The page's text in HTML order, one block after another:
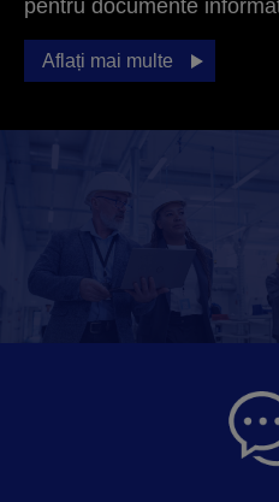
pentru documente
Aflați mai multe